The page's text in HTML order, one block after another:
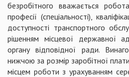
безробітного вважається
професії (спеціальності),
доступності транспортного
рішенням місцевої державної
органу відповідної ради.
нижчою за розмір заробітної
місцем роботи з урахуванням